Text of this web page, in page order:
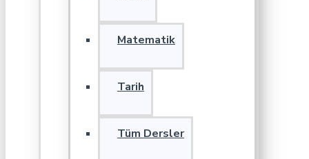
Matematik
Tarih
Tüm Dersler